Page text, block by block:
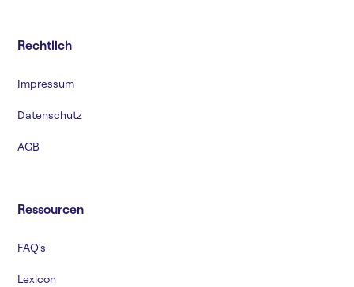
Rechtlich
Impressum
Datenschutz
AGB
Ressourcen
FAQ's
Lexicon